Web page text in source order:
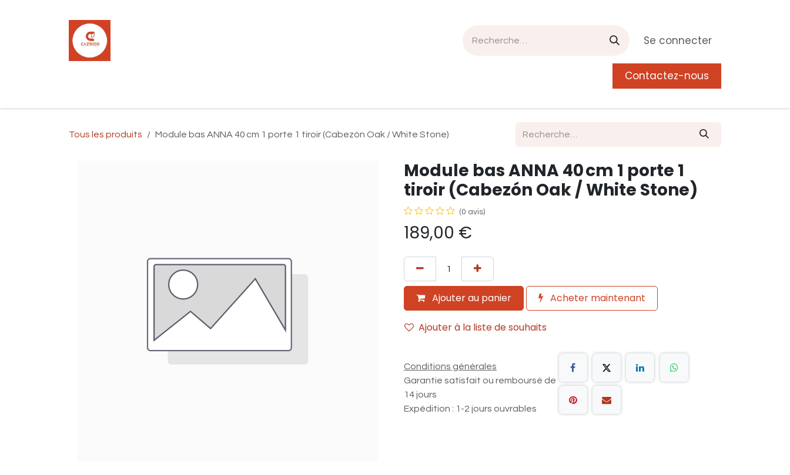
Se connecter
Postes
0
Contactez-nous
Tous les produits Module bas ANNA 40 cm 1 porte 1 tiroir (Cabezón Oak / White Stone)
Module bas ANNA 40 cm 1 porte 1
tiroir (Cabezón Oak / White Stone)
(0 avis)
189,00 €
Ajouter au panier Acheter maintenant
Ajouter à la liste de souhaits
Conditions générales
Garantie satisfait ou remboursé de
14 jours
Expédition : 1-2 jours ouvrables